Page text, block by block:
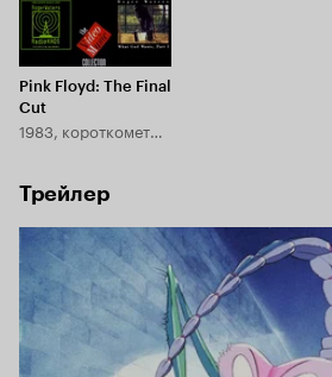
Pink Floyd: The Final
Cut
1983, короткометражка
Трейлер